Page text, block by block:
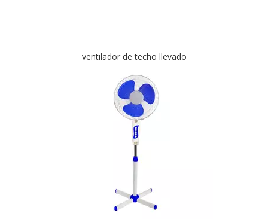
ventilador de techo llevado